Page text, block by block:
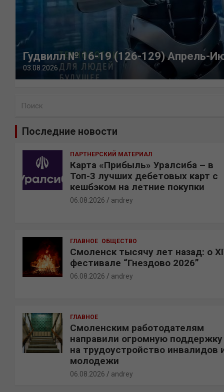
Гудвилл № 16-19 (126-129) Апрель-
03.08.2026
Последние новости
ПАРТНЕРСКИЙ МАТЕРИАЛ
Карта «Прибыль» Уралсиба – в
Топ-3 лучших дебетовых карт с
кешбэком на летние покупки
06.08.2026 andrey
ГЛАВНОЕ ОБЩЕСТВО
Смоленск тысячу лет назад: о
фестивале “Гнездово 2026”
06.08.2026 andrey
ГЛАВНОЕ
Смоленским работодателям
направили огромную поддержку
на трудоустройство инвалидов
молодежи
06.08.2026 andrey